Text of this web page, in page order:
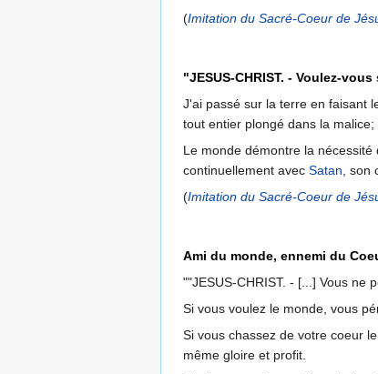
(Imitation du Sacré-Coeur de
"JESUS-CHRIST. - Voulez-
J'ai passé sur la terre en faisant
tout entier plongé dans la
Le monde démontre la nécessité
continuellement avec Satan, son
(Imitation du Sacré-Coeur de
Ami du monde, ennemi du
""JESUS-CHRIST. - [...] Vous ne
Si vous voulez le monde, vous
Si vous chassez de votre coeur
même gloire et profit.